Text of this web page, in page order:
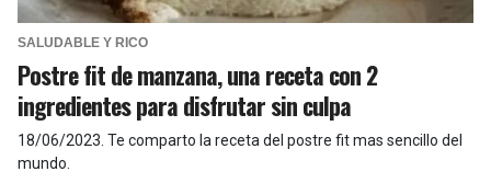
SALUDABLE Y RICO
Postre fit de manzana, una receta con 2
ingredientes para disfrutar sin culpa
18/06/2023 Te comparto la receta del postre fit mas sencillo del
mundo.